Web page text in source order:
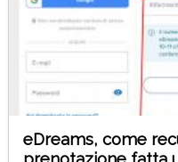
eDreams, come